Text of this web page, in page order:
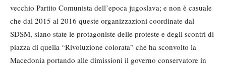
vecchio Partito Comunista dell’epoca jugoslava; e non è casuale
che dal 2015 al 2016 queste organizzazioni coordinate dal
SDSM, siano state le protagoniste delle proteste e degli scontri di
piazza di quella “Rivoluzione colorata” che ha sconvolto la
Macedonia portando alle dimissioni il governo conservatore in